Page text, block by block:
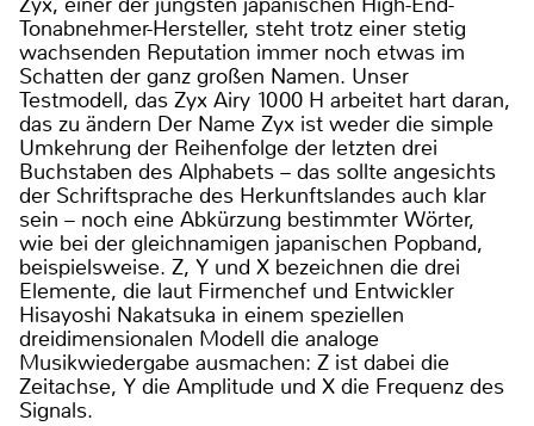
Tonabnehmer-Hersteller, steht trotz einer stetig
wachsenden Reputation immer noch etwas im
Schatten der ganz großen Namen. Unser
Testmodell, das Zyx Airy 1000 H arbeitet hart daran,
das zu ändern Der Name Zyx ist weder die simple
Umkehrung der Reihenfolge der letzten drei
Buchstaben des Alphabets – das sollte angesichts
der Schriftsprache des Herkunftslandes auch klar
sein – noch eine Abkürzung bestimmter Wörter,
wie bei der gleichnamigen japanischen Popband,
beispielsweise. Z, Y und X bezeichnen die drei
Elemente, die laut Firmenchef und Entwickler
Hisayoshi Nakatsuka in einem speziellen
dreidimensionalen Modell die analoge
Musikwiedergabe ausmachen: Z ist dabei die
Zeitachse, Y die Amplitude und X die Frequenz des
Signals.